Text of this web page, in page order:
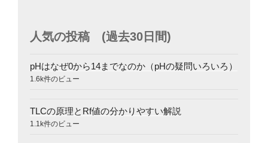
人気の投稿 (過去30日間)
pHはなぜ0から14までなのか（pHの疑問いろいろ）
1.6k件のビュー
TLCの原理とRf値の分かりやすい解説
1.1k件のビュー